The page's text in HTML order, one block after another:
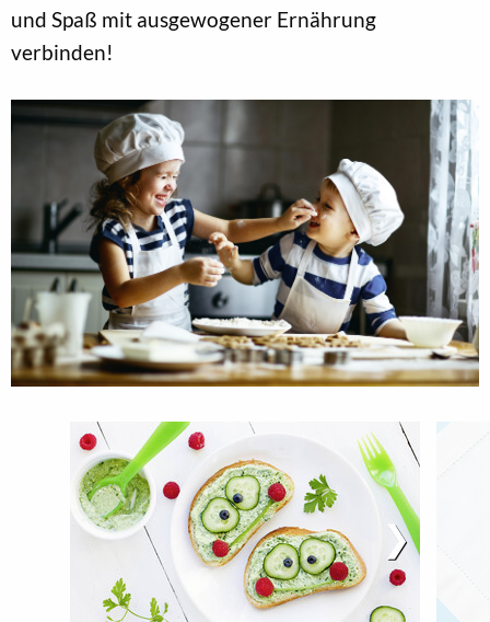
und Spaß mit ausgewogener Ernährung
verbinden!